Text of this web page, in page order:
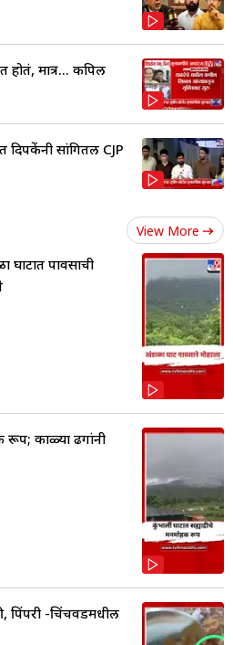
होतं, मात्र... कपिल
दिपकेंनी सांगितली CJP
View More
घाटात पावसाची
रूप; काळ्या ढगांनी
पिंपरी -चिंचवडमधील